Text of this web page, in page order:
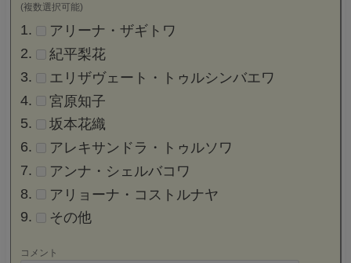
(複数選択可能)
アリーナ・ザギトワ
紀平梨花
エリザヴェート・トゥルシンバエワ
宮原知子
坂本花織
アレキサンドラ・トゥルソワ
アンナ・シェルバコワ
アリョーナ・コストルナヤ
その他
コメント